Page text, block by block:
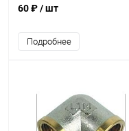
60 ₽/ шт
Подробнее